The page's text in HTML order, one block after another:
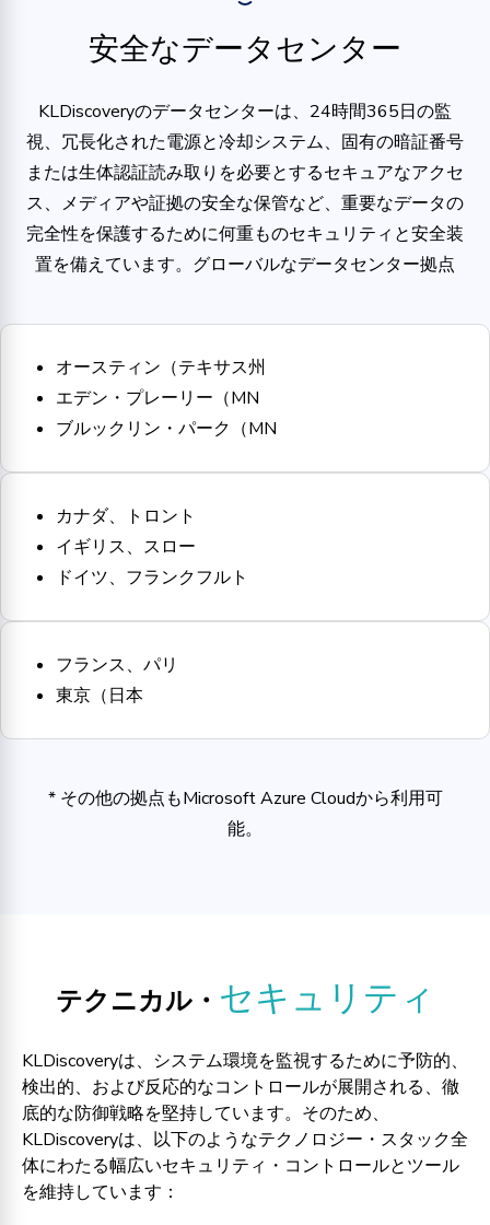
安全なデータセンター
KLDiscoveryのデータセンターは、24時間365日の監
視、冗長化された電源と冷却システム、固有の暗証番号
または生体認証読み取りを必要とするセキュアなアクセ
ス、メディアや証拠の安全な保管など、重要なデータの
完全性を保護するために何重ものセキュリティと安全装
置を備えています。グローバルなデータセンター拠点
オースティン（テキサス州
エデン・プレーリー（MN
ブルックリン・パーク（MN
カナダ、トロント
イギリス、スロー
ドイツ、フランクフルト
フランス、パリ
東京（日本
* その他の拠点もMicrosoft Azure Cloudから利用可
能。
テクニカル・ セキュリティ
KLDiscoveryは、システム環境を監視するために予防的、
検出的、および反応的なコントロールが展開される、徹
底的な防御戦略を堅持しています。そのため、
KLDiscoveryは、以下のようなテクノロジー・スタック全
体にわたる幅広いセキュリティ・コントロールとツール
を維持しています：